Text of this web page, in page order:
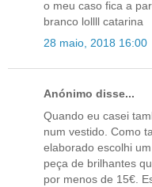
o meu caso fica a
branco lollll catarina
28 maio, 2018 16:00
Anónimo disse...
Quando eu casei
num vestido. Como
elaborado escolhi
peça de brilhantes
por menos de 15€.